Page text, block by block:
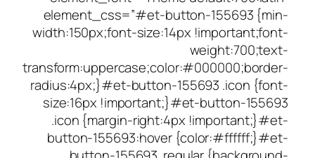
element_css=”#et-
width:150px;font-size:14px
radius:4px;}#et-button-
size:16px
.icon {margin-right:4px
button-155693:hover